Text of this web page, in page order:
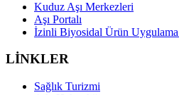
Kuduz Aşı Merkezleri
Aşı Portalı
İzinli Biyosidal Ürün
LİNKLER
Sağlık Turizmi